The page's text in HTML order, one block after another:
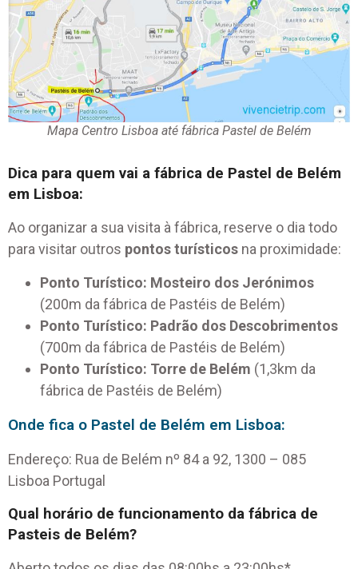
Mapa Centro Lisboa até fábrica Pastel de Belém
Dica para quem vai a fábrica de Pastel de Belém
em Lisboa:
Ao organizar a sua visita à fábrica, reserve o dia todo
para visitar outros pontos turísticos na proximidade:
Ponto Turístico: Mosteiro dos Jerónimos
(200m da fábrica de Pastéis de Belém)
Ponto Turístico: Padrão dos Descobrimentos
(700m da fábrica de Pastéis de Belém)
Ponto Turístico: Torre de Belém (1,3km da
fábrica de Pastéis de Belém)
Onde fica o Pastel de Belém em Lisboa:
Endereço: Rua de Belém nº 84 a 92, 1300 – 085
Lisboa Portugal
Qual horário de funcionamento da fábrica de
Pasteis de Belém?